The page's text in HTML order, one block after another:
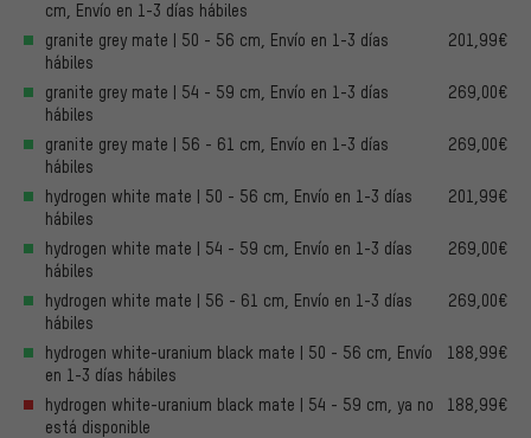
cm, Envío en 1-3 días hábiles
granite grey mate | 50 - 56 cm, Envío en 1-3 días
hábiles
201,99€
granite grey mate | 54 - 59 cm, Envío en 1-3 días
hábiles
269,00€
granite grey mate | 56 - 61 cm, Envío en 1-3 días
hábiles
269,00€
hydrogen white mate | 50 - 56 cm, Envío en 1-3 días
hábiles
201,99€
hydrogen white mate | 54 - 59 cm, Envío en 1-3 días
hábiles
269,00€
hydrogen white mate | 56 - 61 cm, Envío en 1-3 días
hábiles
269,00€
hydrogen white-uranium black mate | 50 - 56 cm, Envío
en 1-3 días hábiles
188,99€
hydrogen white-uranium black mate | 54 - 59 cm, ya no
está disponible
188,99€